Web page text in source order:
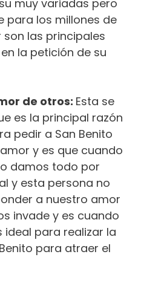
muy variadas pero
para los millones de
las principales
la petición de su
de otros: Esta se
es la principal razón
pedir a San Benito
y es que cuando
damos todo por
y esta persona no
a nuestro amor
invade y es cuando
ideal para realizar la
para atraer el